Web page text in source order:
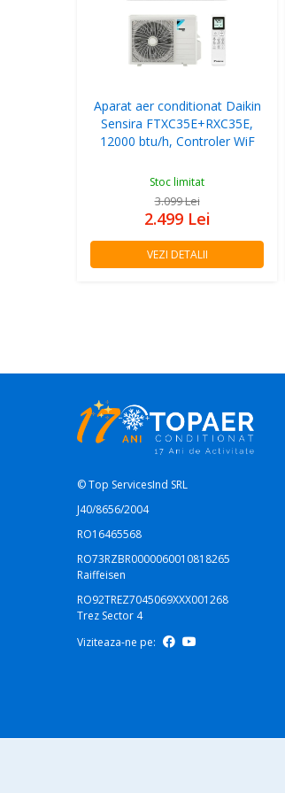
Aparat aer conditionat Daikin
Sensira FTXC35E+RXC35E,
12000 btu/h, Controler WiF
Stoc limitat
3.099Lei
2.499 Lei
VEZI DETALII
© Top ServicesInd SRL
J40/8656/2004
RO16465568
RO73RZBR0000060010818265
Raiffeisen
RO92TREZ7045069XXX001268
Trez Sector 4
Viziteaza-ne pe: